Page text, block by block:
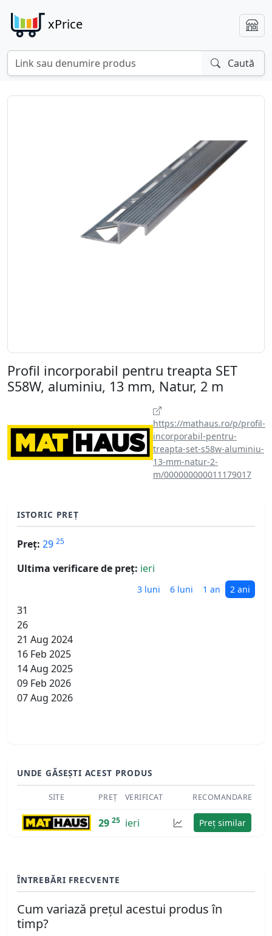
xPrice
Caută
Profil incorporabil pentru treapta SET
S58W, aluminiu, 13 mm, Natur, 2 m
https://mathaus.ro/p/profil-
incorporabil-pentru-
treapta-set-s58w-aluminiu-
13-mm-natur-2-
m/000000000011179017
ISTORIC PREȚ
Preț: 29 25
Ultima verificare de preț: ieri
3 luni 6 luni 1 an 2 ani
31
26
21 Aug 2024
16 Feb 2025
14 Aug 2025
09 Feb 2026
07 Aug 2026
UNDE GĂSEȘTI ACEST PRODUS
SITE PREȚ VERIFICAT RECOMANDARE
29 25 ieri Preț similar
ÎNTREBĂRI FRECVENTE
Cum variază prețul acestui produs în
timp?